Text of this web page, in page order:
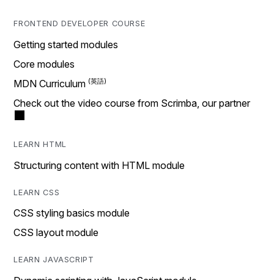
FRONTEND DEVELOPER COURSE
Getting started modules
Core modules
MDN Curriculum
Check out the video course from Scrimba, our partner
LEARN HTML
Structuring content with HTML module
LEARN CSS
CSS styling basics module
CSS layout module
LEARN JAVASCRIPT